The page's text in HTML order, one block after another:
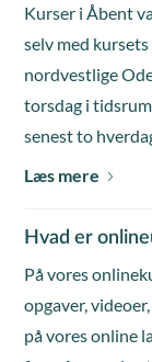
Kurser i Åbent
selv med
nordvestlige
torsdag i
senest to
Læs mere
Hvad er
På vores
opgaver,
på vores online